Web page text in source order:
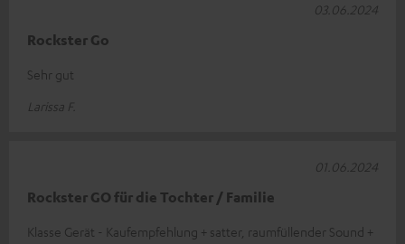
Rockster Go
Sehr gut
Larissa F.
03.06.2024
Rockster GO für die Tochter / Familie
Klasse Gerät - Kaufempfehlung + satter, raumfüllender Sound +
01.06.2024